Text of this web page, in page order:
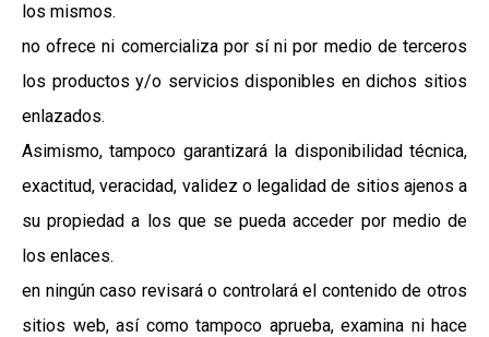
los mismos.
no ofrece ni comercializa por sí ni por medio de terceros
los productos y/o servicios disponibles en dichos sitios
enlazados.
Asimismo, tampoco garantizará la disponibilidad técnica,
exactitud, veracidad, validez o legalidad de sitios ajenos a
su propiedad a los que se pueda acceder por medio de
los enlaces.
en ningún caso revisará o controlará el contenido de otros
sitios web, así como tampoco aprueba, examina ni hace